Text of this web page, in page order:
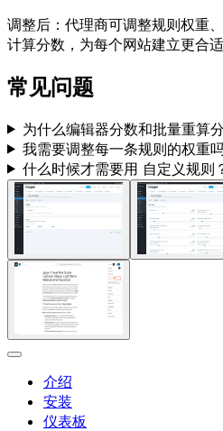
调整后：代理商可调整规则权重
计算分数，为每个网站建立更合适
常见问题
为什么编辑器分数和批量重算
我需要调整每一条规则的权重
什么时候才需要用 自定义规则
介绍
安装
仪表板